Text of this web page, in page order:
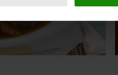
om functies voor
van onze site met
combineren met